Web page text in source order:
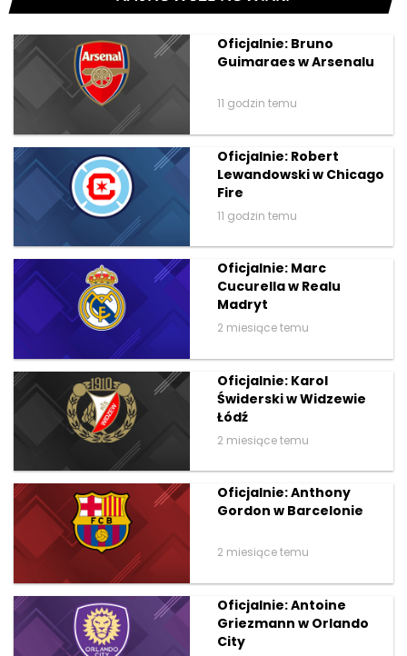
Oficjalnie: Bruno
Guimaraes w Arsenalu
11 godzin temu
Oficjalnie: Robert
Lewandowski w Chicago
Fire
11 godzin temu
Oficjalnie: Marc
Cucurella w Realu
Madryt
2 miesiące temu
Oficjalnie: Karol
Świderski w Widzewie
Łódź
2 miesiące temu
Oficjalnie: Anthony
Gordon w Barcelonie
2 miesiące temu
Oficjalnie: Antoine
Griezmann w Orlando
City